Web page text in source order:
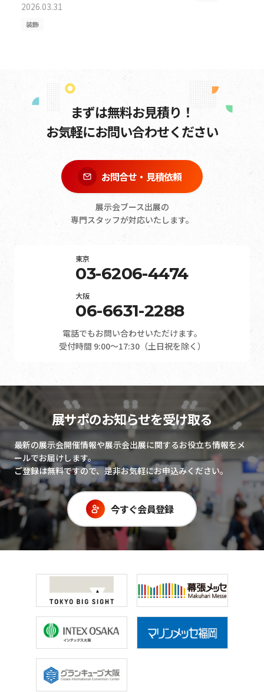
2026.03.31
装飾
まずは無料お見積り！
お気軽にお問い合わせください
お問合せ・見積依頼
展示会ブース出展の
専門スタッフが対応いたします。
東京
03-6206-4474
大阪
06-6631-2288
電話でもお問い合わせいただけます。
受付時間 9:00～17:30（土日祝を除く）
展サポのお知らせを受け取る
最新の展示会開催情報や展示会出展に関するお役立ち情報をメ
ールでお届けします。
ご登録は無料ですので、是非お気軽にお申込みください。
今すぐ会員登録